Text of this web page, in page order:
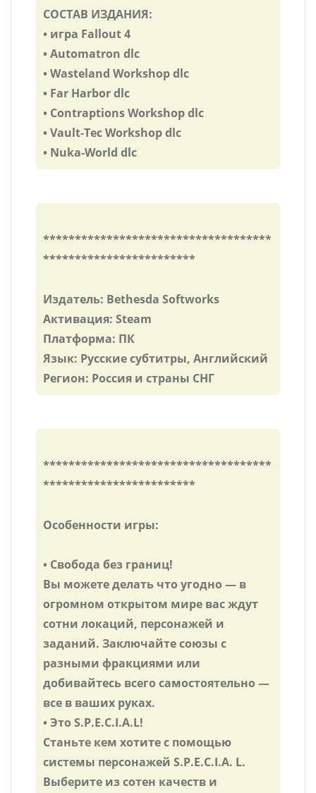
СОСТАВ ИЗДАНИЯ:
• игра Fallout 4
• Automatron dlc
• Wasteland Workshop dlc
• Far Harbor dlc
• Contraptions Workshop dlc
• Vault-Tec Workshop dlc
• Nuka-World dlc
************************************
************************
Издатель: Bethesda Softworks
Активация: Steam
Платформа: ПК
Язык: Русские субтитры, Английский
Регион: Россия и страны СНГ
************************************
************************
Особенности игры:
• Свобода без границ!
Вы можете делать что угодно — в
огромном открытом мире вас ждут
сотни локаций, персонажей и
заданий. Заключайте союзы с
разными фракциями или
добивайтесь всего самостоятельно —
все в ваших руках.
• Это S.P.E.C.I.A.L!
Станьте кем хотите с помощью
системы персонажей S.P.E.C.I.A. L.
Выберите из сотен качеств и